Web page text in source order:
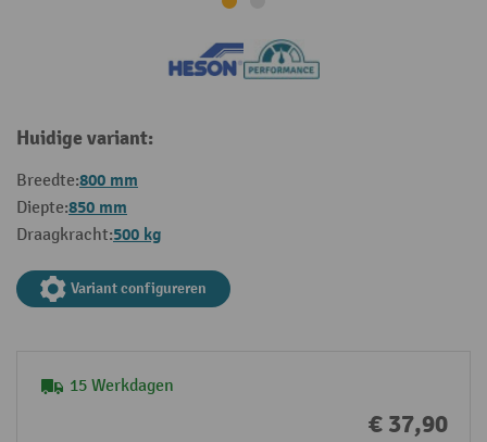
Huidige variant:
Breedte:800 mm
Diepte:850 mm
Draagkracht:500 kg
Variant configureren
15 Werkdagen
€ 37,90